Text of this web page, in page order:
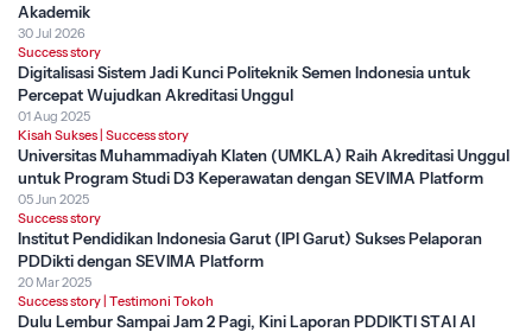
Akademik
30 Jul 2026
Success story
Digitalisasi Sistem Jadi Kunci Politeknik Semen Indonesia untuk
Percepat Wujudkan Akreditasi Unggul
01 Aug 2025
Kisah Sukses | Success story
Universitas Muhammadiyah Klaten (UMKLA) Raih Akreditasi Unggul
untuk Program Studi D3 Keperawatan dengan SEVIMA Platform
05 Jun 2025
Success story
Institut Pendidikan Indonesia Garut (IPI Garut) Sukses Pelaporan
PDDikti dengan SEVIMA Platform
20 Mar 2025
Success story | Testimoni Tokoh
Dulu Lembur Sampai Jam 2 Pagi, Kini Laporan PDDIKTI STAI Al